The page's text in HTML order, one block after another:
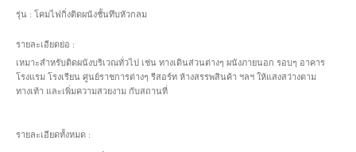
รุ่น : โคมไฟกิ่งติดผนังชั้นทึบหัวกลม
รายละเอียดย่อ :
เหมาะสำหรับติดผนังบริเวณทั่วไป เช่น ทางเดินส่วนต่างๆ ผนังภายนอก รอบๆ อาคาร
โรงแรม โรงเรียน ศูนย์ราชการต่างๆ รีสอร์ท ห้างสรรพสินค้า ฯลฯ ให้แสงสว่างตาม
ทางเท้า และเพิ่มความสวยงาม กับสถานที่
รายละเอียดทั้งหมด :